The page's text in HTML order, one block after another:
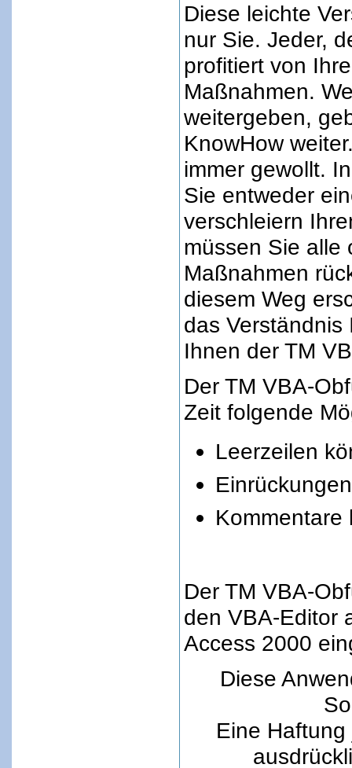
Diese leichte
nur Sie. Jeder,
profitiert von
Maßnahmen.
weitergeben,
KnowHow
immer gewollt.
Sie entweder
verschleiern
müssen Sie alle
Maßnahmen
diesem Weg
das
Ihnen der TM
Der TM VBA-
Zeit folgende
Leerzeilen
Kommentare
Der TM VBA-
den VBA-Editor
Access 2000
Diese
Eine